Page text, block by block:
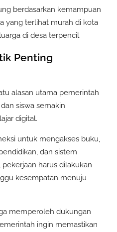
berdasarkan kemampuan
yang terlihat murah di kota
di desa terpencil.
Penting
alasan utama pemerintah
siswa semakin
digital.
untuk mengakses buku,
dan sistem
harus dilakukan
kesempatan menuju
memperoleh dukungan
ingin memastikan